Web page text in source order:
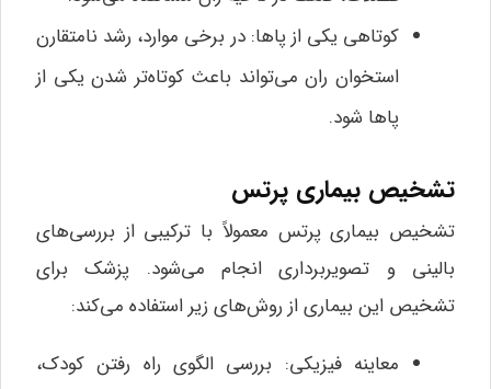
کوتاهی یکی از پاها: در برخی موارد، رشد نامتقارن
استخوان ران می‌تواند باعث کوتاه‌تر شدن یکی از
پاها شود.
تشخیص بیماری پرتس
تشخیص بیماری پرتس معمولاً با ترکیبی از بررسی‌های
بالینی و تصویربرداری انجام می‌شود. پزشک برای
تشخیص این بیماری از روش‌های زیر استفاده می‌کند:
معاینه فیزیکی: بررسی الگوی راه رفتن کودک،